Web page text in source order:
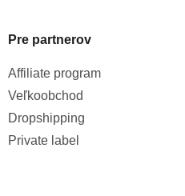
Pre partnerov
Affiliate program
Veľkoobchod
Dropshipping
Private label